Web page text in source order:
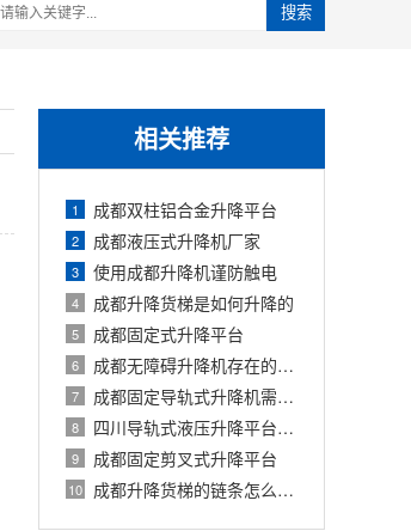
搜索
相关推荐
1 成都双柱铝合金升降平台
2 成都液压式升降机厂家
3 使用成都升降机谨防触电
4 成都升降货梯是如何升降的
5 成都固定式升降平台
6 成都无障碍升降机存在的价值
7 成都固定导轨式升降机需要注意哪些问题
8 四川导轨式液压升降平台使用注意事项有
9 成都固定剪叉式升降平台
10 成都升降货梯的链条怎么保养